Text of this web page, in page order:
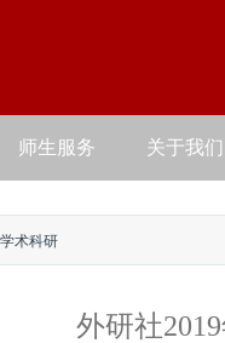
师生服务 关于我们
学术科研
外研社